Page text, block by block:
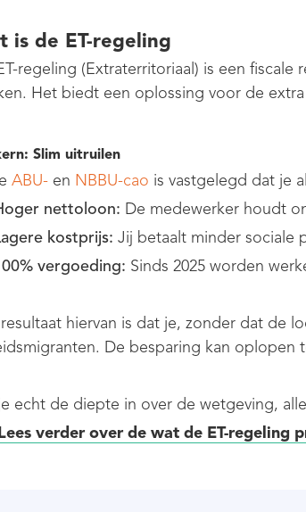
is de ET-regeling
regeling (Extraterritoriaal) is een
Het biedt een oplossing voor de
Slim uitruilen
ABU- en NBBU-cao is vastgelegd dat je
nettoloon: De medewerker houdt
kostprijs: Jij betaalt minder sociale
vergoeding: Sinds 2025 worden
hiervan is dat je, zonder dat de
De besparing kan oplopen
echt de diepte in over de wetgeving,
verder over de wat de ET-regeling